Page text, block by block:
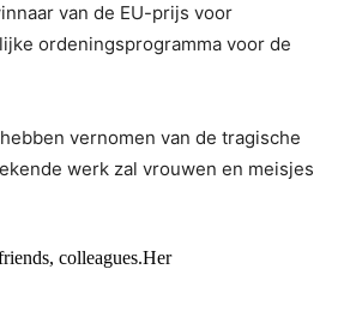
van de EU-prijs voor
ordeningsprogramma voor de
vernomen van de tragische
werk zal vrouwen en meisjes
colleagues.Her